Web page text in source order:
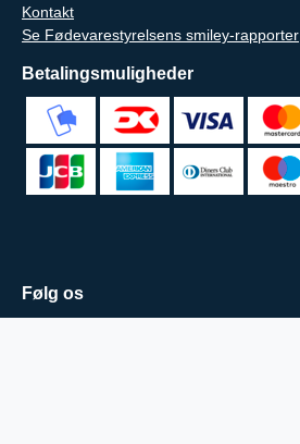
Kontakt
Se Fødevarestyrelsens smiley-rapporter
Betalingsmuligheder
Følg os